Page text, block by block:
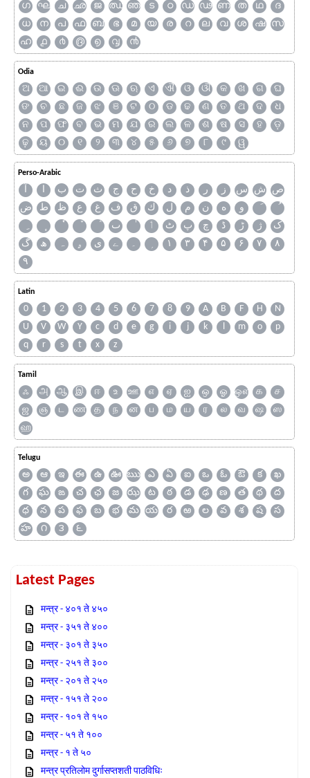
ഗ
ഘ ച ഛ ജ ഝ ഞ ട ഠ ഡ ഢ ണ ത ഥ
ദ
ധ
ന പ ഫ ബ ഭ മ യ ര റ ല വ ശ ഷ
സ
ഹ
൧ ൪ ൫ ൭ ൮ ൯
Odia
ଅ ଆ ଇ ଈ ଉ ଊ ଋ ଏ ଐ ଓ ଔ କ ଖ ଗ
ଘ
ଙ
ଚ ଛ ଜ ଝ ଞ ଟ ଠ ଡ ଢ ଣ ତ ଥ ଦ
ଧ
ନ
ପ ଫ ବ ଭ ମ ଯ ର ଲ ଳ ଶ ଷ ସ ହ
ଡ଼
ଢ଼
ୟ ୦ ୧ ୨ ୩ ୪ ୫ ୬ ୭ ୮ ୯ ୱ
Perso-Arabic
آ ا ب ت ث ج ح خ د ذ ر ز س ش ص
ض
ط ظ ع غ ف ق ك ل م ن ه
و
ٮ
ٲ ٹ پ چ ڈ ڑ ژ
ک
گ
ھ ہ ۄ ی ے ۔ ۱ ۳ ۴ ۵ ۶ ۷
۸
۹
Latin
0 1 2 3 4 5 6 7 8 9 A B F H
N
U
V W Y c d e g i j k l m o
p
q
r s t x z
Tamil
ஃ அ ஆ இ ஈ உ ஊ எ ஏ ஐ ஒ ஓ ஔ க
ச
ஜ
ஞ ட ண த ந ன ப ம ய ர ல வ ஷ
ஸ
ஹ
Telugu
అ ఆ ఇ ఈ ఉ ఊ ఋ ఎ ఏ ఐ ఒ ఓ ఔ క
ఖ
గ
ఘ ఙ చ ఛ జ ఝ ట ఠ డ ఢ ణ త థ
ద
ధ
న ప ఫ బ భ మ య ర ఱ ల వ శ ష
స
హ
౧ ౩ ౬
Latest Pages
मन्त्र - ४०१ ते ४५०
मन्त्र - ३५१ ते ४००
मन्त्र - ३०१ ते ३५०
मन्त्र - २५१ ते ३००
मन्त्र - २०१ ते २५०
मन्त्र - १५१ ते २००
मन्त्र - १०१ ते १५०
मन्त्र - ५१ ते १००
मन्त्र - १ ते ५०
मन्त्र प्रतिलोम दुर्गासप्तशती पाठविधिः